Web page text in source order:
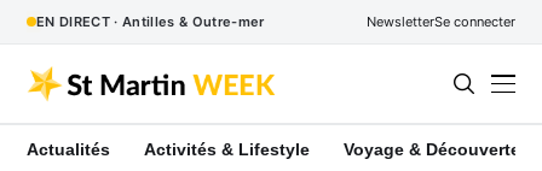
EN DIRECT · Antilles & Outre-mer NewsletterSe connecter
Actualités Activités & Lifestyle Voyage & Découverte